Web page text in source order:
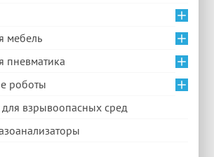
мебель
роботы
взрывоопасных сред